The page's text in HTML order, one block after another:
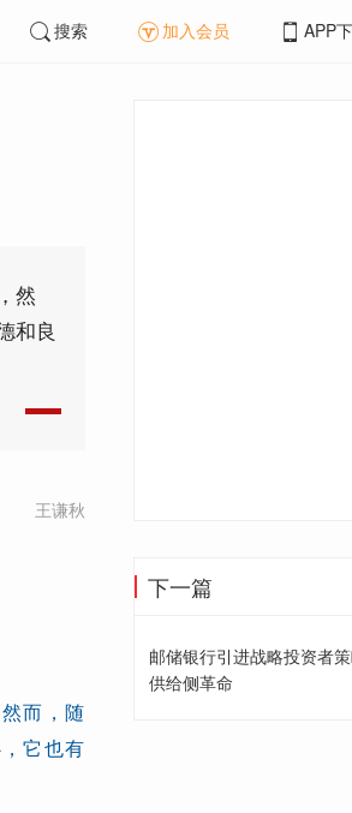
搜索 加入会员 APP
然
和良
王谦秋
而，随
它也有
下一篇
邮储银行引进战略投资者
供给侧革命